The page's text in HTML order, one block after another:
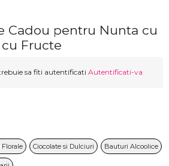
Cadou pentru Nunta cu
Fructe
sa fiti autentificati Autentificati-va
Ciocolate si Dulciuri Bauturi Alcoolice